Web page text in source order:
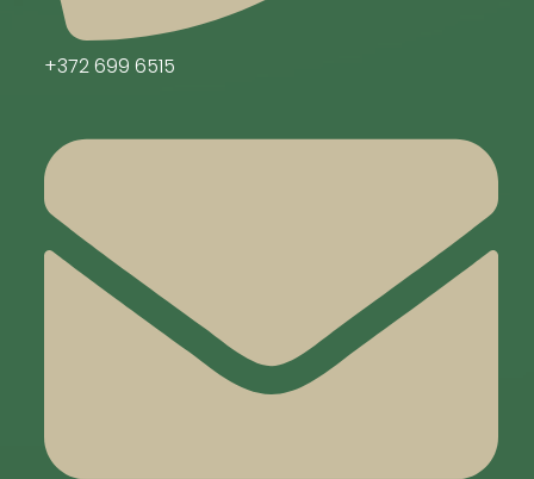
+372 699 6515